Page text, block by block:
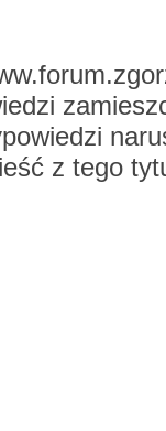
z tego